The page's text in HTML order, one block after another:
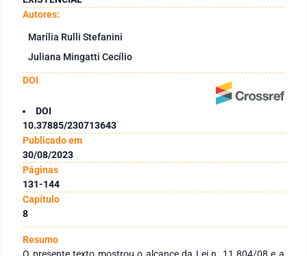
Autores:
Marília Rulli Stefanini
Juliana Mingatti Cecílio
DOI
DOI
10.37885/230713643
Publicado em
30/08/2023
Páginas
131-144
Capítulo
8
Resumo
O presente texto mostrou o alcance da Lei n. 11.804/08 e a